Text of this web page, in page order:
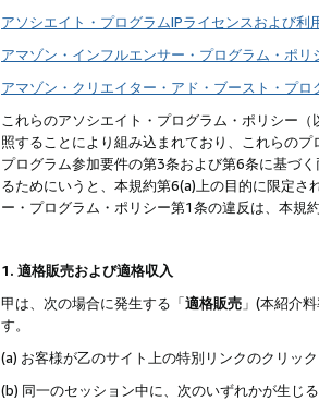
アソシエイト・プログラムIPライセンスおよび利
アマゾン・インフルエンサー・プログラム・ポリ
アマゾン・クリエイター・アド・ブースト・プロ
これらのアソシエイト・プログラム・ポリシー（
照することにより組み込まれており、これらの
プログラム参加要件の第3条および第6条に基づ
るためにいうと、本規約第6(a)上の目的に限定
ー・プログラム・ポリシー第1条の違反は、本規
1. 適格販売および適格収入
甲は、次の場合に発生する「適格販売 」(本紹介
す。
(a) お客様が乙のサイト上の特別リンクのクリッ
(b) 同一のセッション中に、次のいずれかが生じ